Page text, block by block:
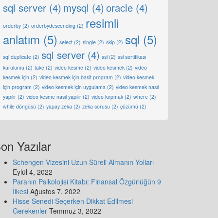
sql server (4) mysql (4)oracle (4)
orderby (2) orderbydescending (2) resimli
anlatım (5) select (2) single (2) skip (2) sql (5)
sql duplicate (2) sql server (4) ssl (2) ssl sertifikası
kurulumu (2) take (2) video kesme (2) video kesmek (2) video
kesmek için (2) video kesmek için basit program (2) video kesmek
için program (2) video kesmek için uygulama (2) video kesmek nasıl
yapılır (2) video kesme nasıl yapılır (2) video kırpmak (2) where (2)
while döngüsü (2) yapay zeka (2) zeka sorusu (2) çözümü (2)
Yazılar
Schengen Vizesini Uzun Süreli Almanın Yolları
Eylül 4, 2022
Paranın Psikolojisi Kitabı: Finansal Özgürlüğün 9
İlkesi Ağustos 7, 2022
Hisse Senedi Seçerken Dikkat Edilmesi
Gerekenler Temmuz 3, 2022